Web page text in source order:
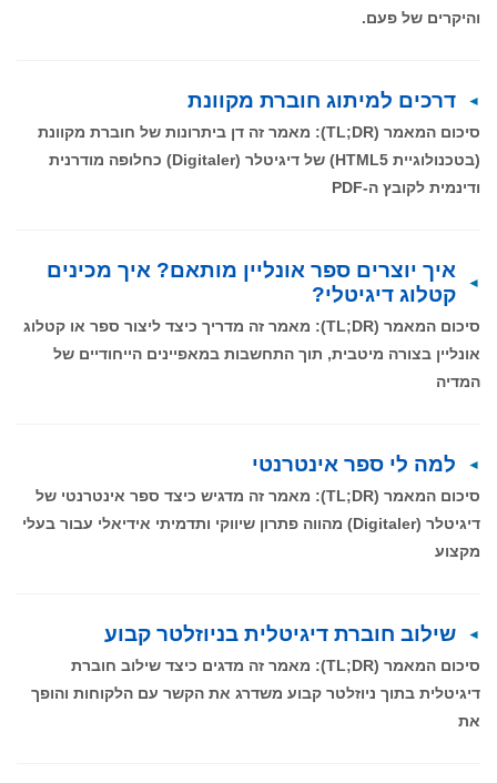
והיקרים של פעם.
דרכים למיתוג חוברת מקוונת
סיכום המאמר (TL;DR): מאמר זה דן ביתרונות של חוברת מקוונת
(בטכנולוגיית HTML5) של דיגיטלר (Digitaler) כחלופה מודרנית
ודינמית לקובץ ה-PDF
איך יוצרים ספר אונליין מותאם? איך מכינים
קטלוג דיגיטלי?
סיכום המאמר (TL;DR): מאמר זה מדריך כיצד ליצור ספר או קטלוג
אונליין בצורה מיטבית, תוך התחשבות במאפיינים הייחודיים של
המדיה
למה לי ספר אינטרנטי
סיכום המאמר (TL;DR): מאמר זה מדגיש כיצד ספר אינטרנטי של
דיגיטלר (Digitaler) מהווה פתרון שיווקי ותדמיתי אידיאלי עבור בעלי
מקצוע
שילוב חוברת דיגיטלית בניוזלטר קבוע
סיכום המאמר (TL;DR): מאמר זה מדגים כיצד שילוב חוברת
דיגיטלית בתוך ניוזלטר קבוע משדרג את הקשר עם הלקוחות והופך
את